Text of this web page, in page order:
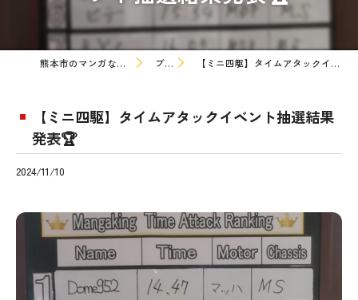
熊本市のマンガなら株式会社C&G ブログ 【ミニ四駆】タイムアタックイベント抽選結果発表🏆
【ミニ四駆】タイムアタックイベント抽選結果
発表🏆
2024/11/10